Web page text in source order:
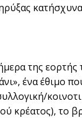
της εορτής
ένα έθιμο
κρέατος), το